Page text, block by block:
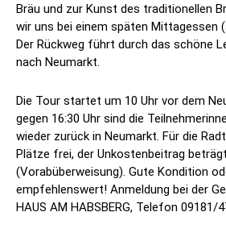
Bräu und zur Kunst des traditionellen
wir uns bei einem späten Mittagessen
Der Rückweg führt durch das schöne
nach Neumarkt.
Die Tour startet um 10 Uhr vor dem
gegen 16:30 Uhr sind die
wieder zurück in Neumarkt. Für die
Plätze frei, der Unkostenbeitrag
(Vorabüberweisung). Gute Kondition
empfehlenswert! Anmeldung bei der
HAUS AM HABSBERG, Telefon 09181/